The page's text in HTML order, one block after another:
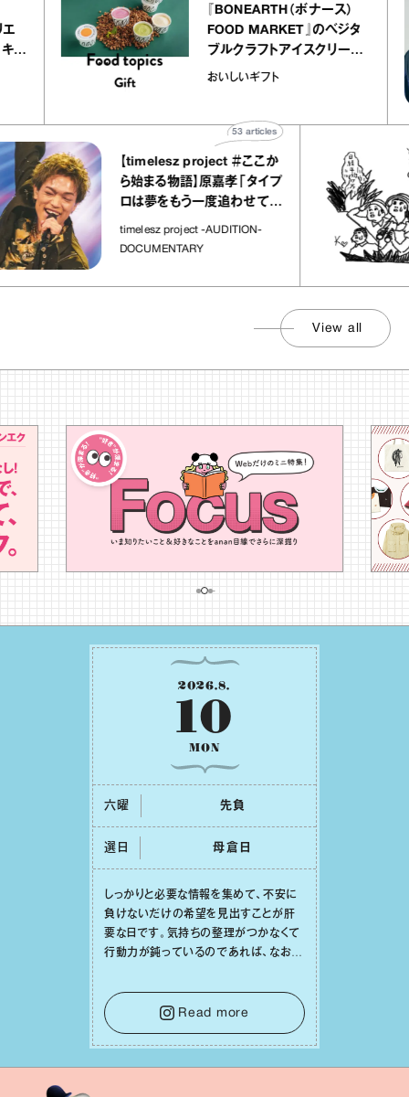
トリエ
ープ キャ
『BONEARTH（ボナース）
FOOD MARKET』のベジタ
ブルクラフトアイスクリーム
｜真野知子の「おいしいギフ
おいしいギフト
【timelesz project ＃ここか
ら始まる物語】原嘉孝「タイプ
ロは夢をもう一度追わせてく
れた場所」
timelesz project -AUDITION-
DOCUMENTARY
articles
View all
2026.8.
10
MON
六曜 先負
選日 ⺟倉⽇
しっかりと必要な情報を集めて、不安に
負けないだけの希望を⾒出すことが肝
要な⽇です。気持ちの整理がつかなくて
⾏動⼒が鈍っているのであれば、なおさ
を踏み出すのに役⽴つはず。また、広い
意味での「癒し」や「治療」が必要な⽇で
もあり、特に⼈間関係の改善は課題の⼀
つです。
Read more